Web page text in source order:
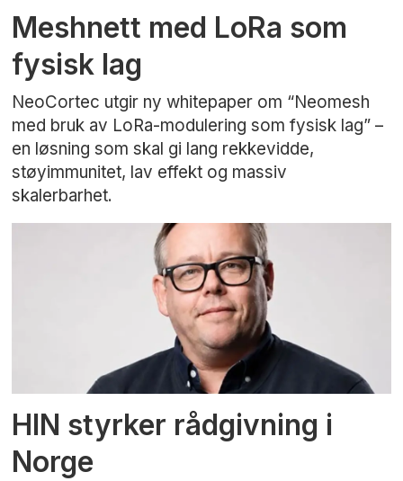
Meshnett med LoRa som
fysisk lag
NeoCortec utgir ny whitepaper om “Neomesh
med bruk av LoRa-modulering som fysisk lag” –
en løsning som skal gi lang rekkevidde,
støyimmunitet, lav effekt og massiv
skalerbarhet.
HIN styrker rådgivning i
Norge